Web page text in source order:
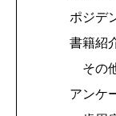
ポジデ
書籍紹
その
アンケ